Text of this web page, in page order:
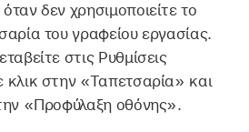
δεν χρησιμοποιείτε το
του γραφείου εργασίας.
στις Ρυθμίσεις
στην «Ταπετσαρία» και
«Προφύλαξη οθόνης».